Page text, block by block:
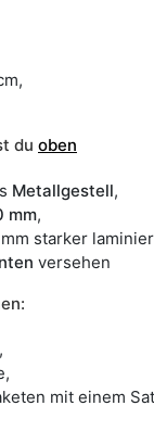
du oben
Metallgestell,
mm,
starker
versehen
mit einem